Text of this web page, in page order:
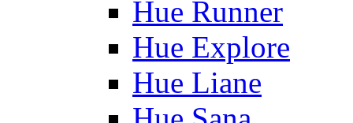
Hue Runner
Hue Explore
Hue Liane